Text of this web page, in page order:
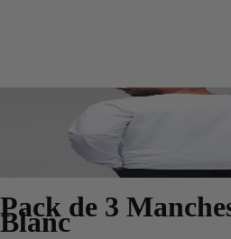
Pack de 3
Blanc